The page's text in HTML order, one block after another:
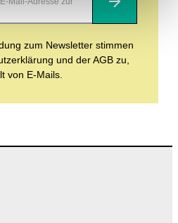
Abonnieren
zum Newsletter stimmen
und der AGB zu,
von E-Mails.